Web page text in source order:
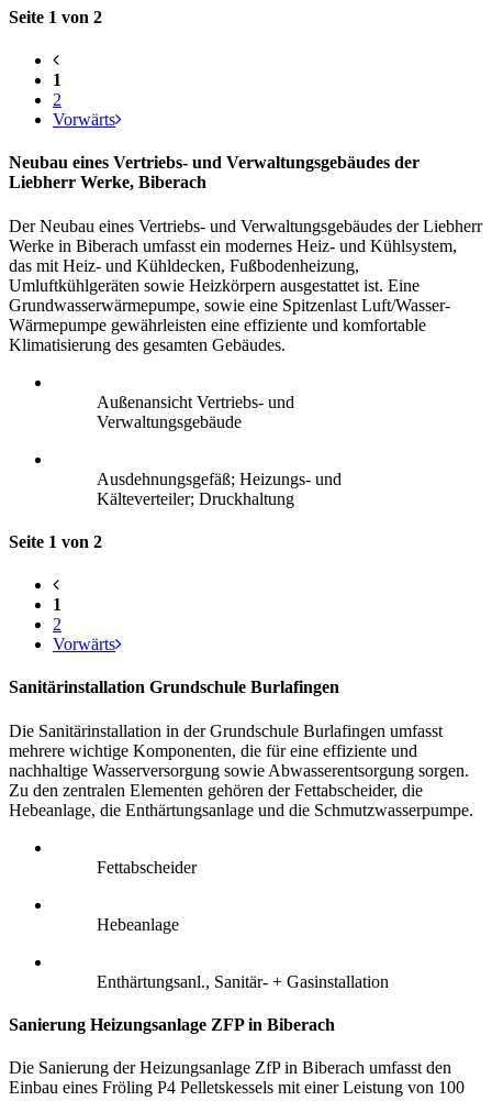
Seite 1 von 2
1
2
Vorwärts
Neubau eines Vertriebs- und Verwaltungsgebäudes der
Liebherr Werke, Biberach
Der Neubau eines Vertriebs- und Verwaltungsgebäudes der Liebherr
Werke in Biberach umfasst ein modernes Heiz- und Kühlsystem,
das mit Heiz- und Kühldecken, Fußbodenheizung,
Umluftkühlgeräten sowie Heizkörpern ausgestattet ist. Eine
Grundwasserwärmepumpe, sowie eine Spitzenlast Luft/Wasser-
Wärmepumpe gewährleisten eine effiziente und komfortable
Klimatisierung des gesamten Gebäudes.
Außenansicht Vertriebs- und
Verwaltungsgebäude
Ausdehnungsgefäß; Heizungs- und
Kälteverteiler; Druckhaltung
Seite 1 von 2
1
2
Vorwärts
Sanitärinstallation Grundschule Burlafingen
Die Sanitärinstallation in der Grundschule Burlafingen umfasst
mehrere wichtige Komponenten, die für eine effiziente und
nachhaltige Wasserversorgung sowie Abwasserentsorgung sorgen.
Zu den zentralen Elementen gehören der Fettabscheider, die
Hebeanlage, die Enthärtungsanlage und die Schmutzwasserpumpe.
Fettabscheider
Hebeanlage
Enthärtungsanl., Sanitär- + Gasinstallation
Sanierung Heizungsanlage ZFP in Biberach
Die Sanierung der Heizungsanlage ZfP in Biberach umfasst den
Einbau eines Fröling P4 Pelletskessels mit einer Leistung von 100